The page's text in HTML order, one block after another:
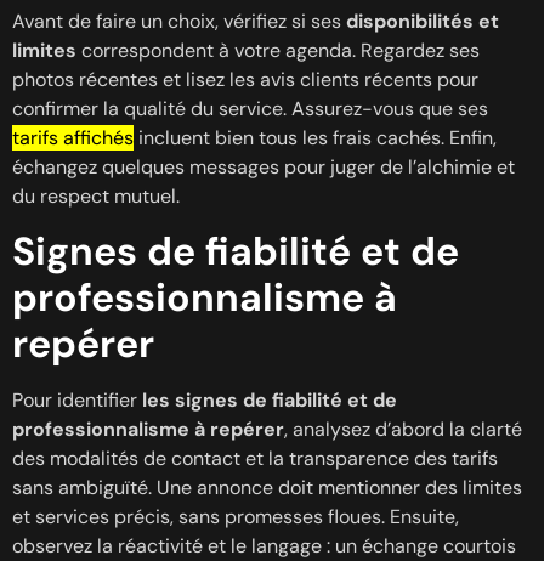
Avant de faire un choix, vérifiez si sesdisponibilités et
limites correspondent à votre agenda. Regardez ses
photos récentes et lisez les avis clients récents pour
confirmer la qualité du service. Assurez-vous que ses
tarifs affichés incluent bien tous les frais cachés. Enfin,
échangez quelques messages pour juger de l’alchimie et
du respect mutuel.
Signes de fiabilité et de
professionnalisme à
repérer
Pour identifier les signes de fiabilité et de
professionnalisme à repérer, analysez d’abord la clarté
des modalités de contact et la transparence des tarifs
sans ambiguïté. Une annonce doit mentionner des limites
et services précis, sans promesses floues. Ensuite,
observez la réactivité et le langage : un échange courtois